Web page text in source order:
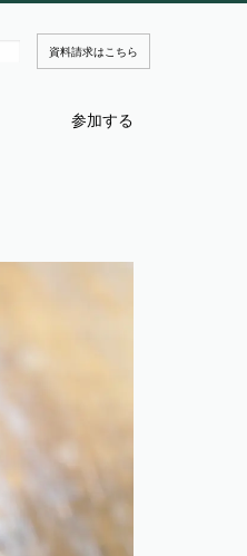
資料請求はこちら
参加する